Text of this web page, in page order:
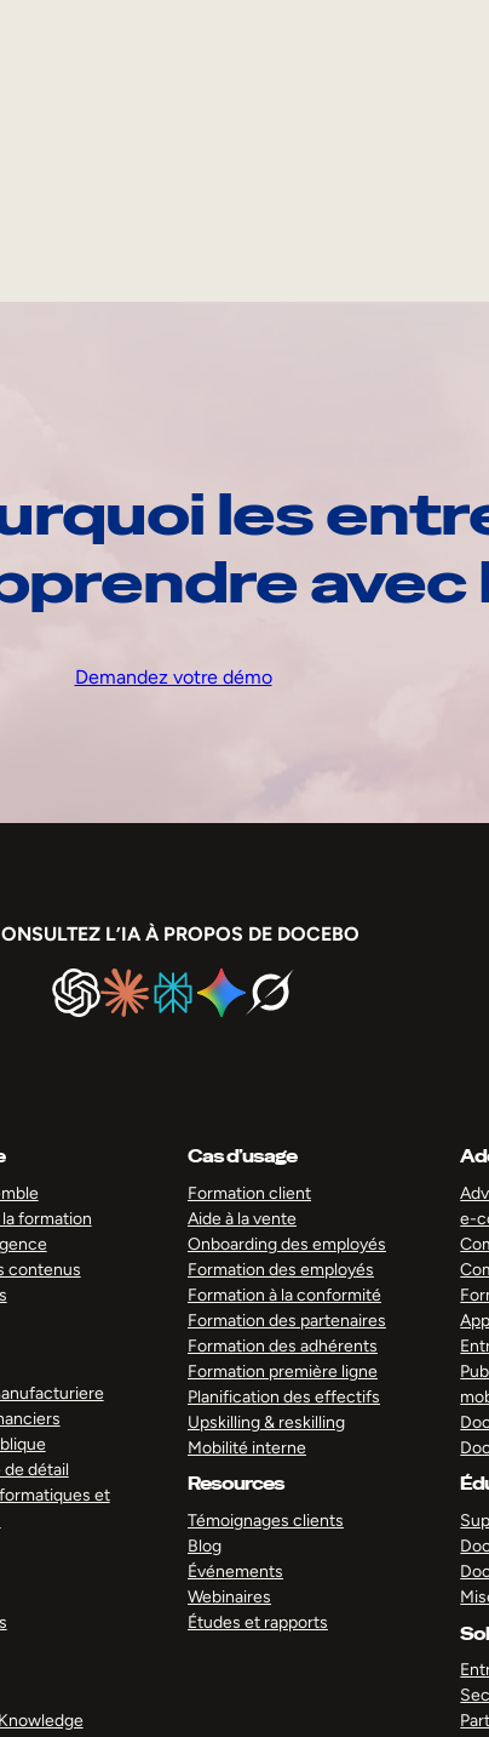
les
avec
Demandez votre démo
L’IA À PROPOS DE DOCEBO
formation
contenus
détail
et
Cas d’usage
Formation client
Aide à la vente
Onboarding des employés
Formation des employés
Formation à la conformité
Formation des partenaires
Formation des adhérents
Formation première ligne
Planification des effectifs
Upskilling & reskilling
Mobilité interne
Resources
Témoignages clients
Blog
Événements
Webinaires
Études et rapports
e-